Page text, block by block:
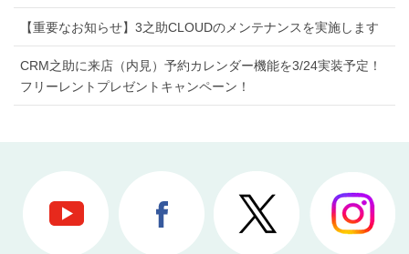
【重要なお知らせ】3之助CLOUDのメンテナンスを実施します
CRM之助に来店（内見）予約カレンダー機能を3/24実装予定！
フリーレントプレゼントキャンペーン！